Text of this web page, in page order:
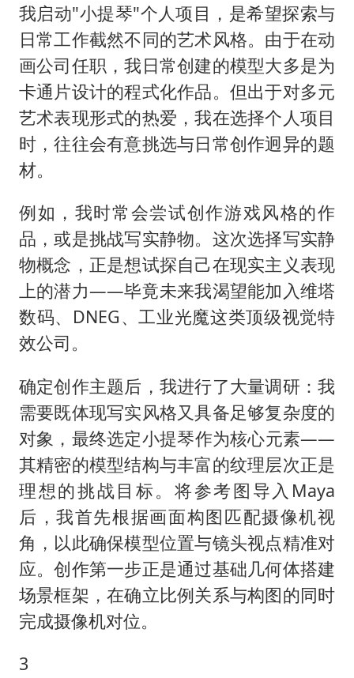
我启动"小提琴"个人项目，是希望探索与
日常工作截然不同的艺术风格。由于在动
画公司任职，我日常创建的模型大多是为
卡通片设计的程式化作品。但出于对多元
艺术表现形式的热爱，我在选择个人项目
时，往往会有意挑选与日常创作迥异的题
材。
例如，我时常会尝试创作游戏风格的作
品，或是挑战写实静物。这次选择写实静
物概念，正是想试探自己在现实主义表现
上的潜力——毕竟未来我渴望能加入维塔
数码、DNEG、工业光魔这类顶级视觉特
效公司。
确定创作主题后，我进行了大量调研：我
需要既体现写实风格又具备足够复杂度的
对象，最终选定小提琴作为核心元素——
其精密的模型结构与丰富的纹理层次正是
理想的挑战目标。将参考图导入Maya
后，我首先根据画面构图匹配摄像机视
角，以此确保模型位置与镜头视点精准对
应。创作第一步正是通过基础几何体搭建
场景框架，在确立比例关系与构图的同时
完成摄像机对位。
3